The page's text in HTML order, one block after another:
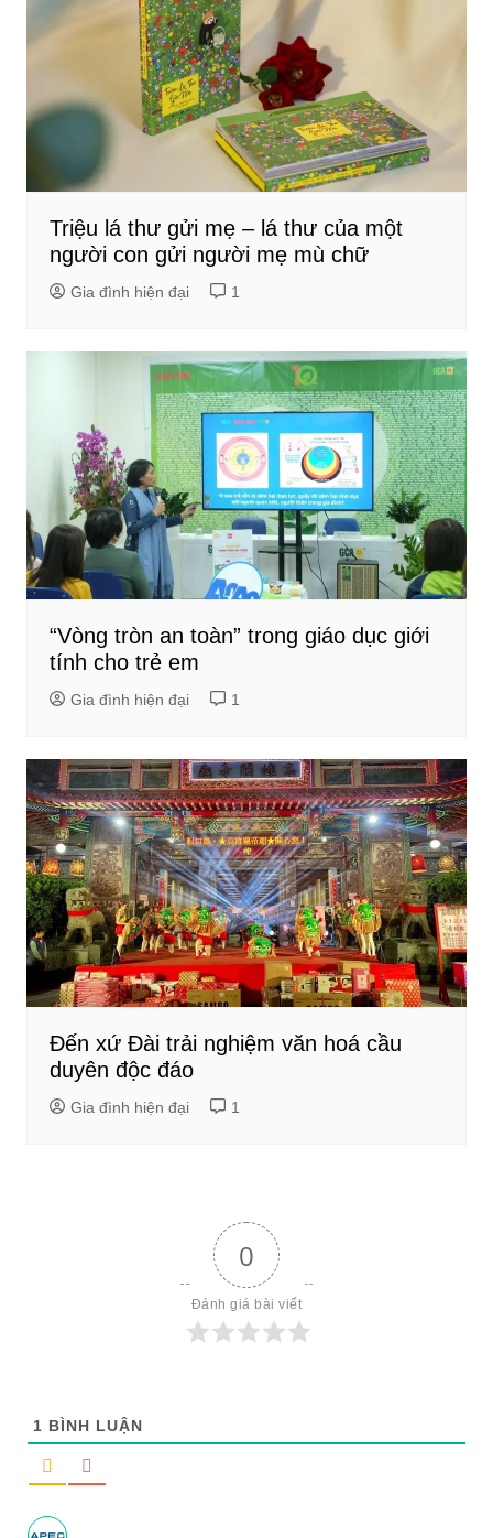
Triệu lá thư gửi mẹ – lá thư của một
người con gửi người mẹ mù chữ
Gia đình hiện đại 1
“Vòng tròn an toàn” trong giáo dục giới
tính cho trẻ em
Gia đình hiện đại 1
Đến xứ Đài trải nghiệm văn hoá cầu
duyên độc đáo
Gia đình hiện đại 1
0
Đánh giá bài viết
1 BÌNH LUẬN